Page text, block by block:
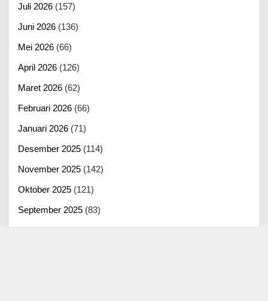
Juli 2026 (157)
Juni 2026 (136)
Mei 2026 (66)
April 2026 (126)
Maret 2026 (62)
Februari 2026 (66)
Januari 2026 (71)
Desember 2025 (114)
November 2025 (142)
Oktober 2025 (121)
September 2025 (83)